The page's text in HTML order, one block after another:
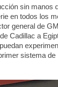
sin manos
en todos los
general de
Cadillac a
sistema